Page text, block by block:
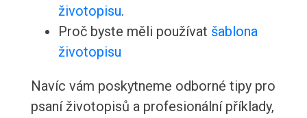
životopisu.
Proč byste měli používat šablona
životopisu
Navíc vám poskytneme odborné tipy pro
psaní životopisů a profesionální příklady,